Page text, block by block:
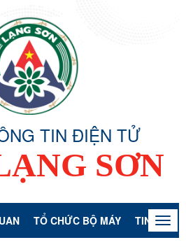
TIN ĐIỆN TỬ
SƠN
TỔ CHỨC BỘ MÁY TIN TỨC -